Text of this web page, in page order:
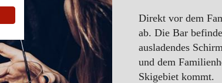
Direkt vor dem
ab. Die Bar
ausladendes
und dem
Skigebiet kommt.